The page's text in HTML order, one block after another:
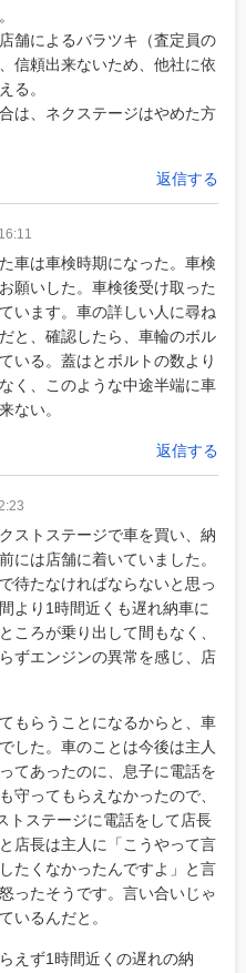
舗によるバラツキ（査定員の
信頼出来ないため、他社に依
る。
は、ネクステージはやめた方
返信する
車は車検時期になった。車検
願いした。車検後受け取った
います。車の詳しい人に尋ね
と、確認したら、車輪のボル
いる。蓋はとボルトの数より
く、このような中途半端に車
ない。
返信する
ストステージで車を買い、納
には店舗に着いていました。
待たなければならないと思っ
より1時間近くも遅れ納車に
ころが乗り出して間もなく、
ずエンジンの異常を感じ、店
もらうことになるからと、車
した。車のことは今後は主人
てあったのに、息子に電話を
守ってもらえなかったので、
トステージに電話をして店長
店長は主人に「こうやって言
たくなかったんですよ」と言
ったそうです。言い合いじゃ
いるんだと。
えず1時間近くの遅れの納